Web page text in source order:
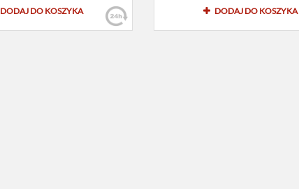
DODAJ DO KOSZYKA DODAJ DO KOSZYKA